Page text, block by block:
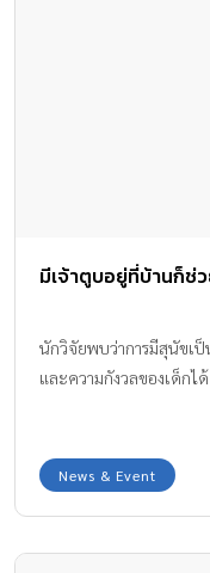
มีเจ้าตูบอยู่ที่บ้านก็ช่
นักวิจัยพบว่าการมีสุนัขเป็
และความกังวลของเด็กได้
News & Event